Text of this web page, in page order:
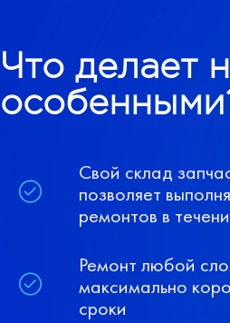
Что делает
Свой склад
позволяет
ремонтов в
Ремонт любой
максимально
сроки